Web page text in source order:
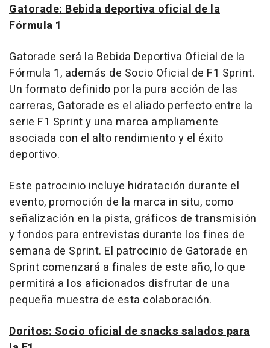
Gatorade: Bebida deportiva oficial de la
Fórmula 1
Gatorade será la Bebida Deportiva Oficial de la
Fórmula 1, además de Socio Oficial de F1 Sprint.
Un formato definido por la pura acción de las
carreras, Gatorade es el aliado perfecto entre la
serie F1 Sprint y una marca ampliamente
asociada con el alto rendimiento y el éxito
deportivo.
Este patrocinio incluye hidratación durante el
evento, promoción de la marca in situ, como
señalización en la pista, gráficos de transmisión
y fondos para entrevistas durante los fines de
semana de Sprint. El patrocinio de Gatorade en
Sprint comenzará a finales de este año, lo que
permitirá a los aficionados disfrutar de una
pequeña muestra de esta colaboración.
Doritos: Socio oficial de snacks salados para